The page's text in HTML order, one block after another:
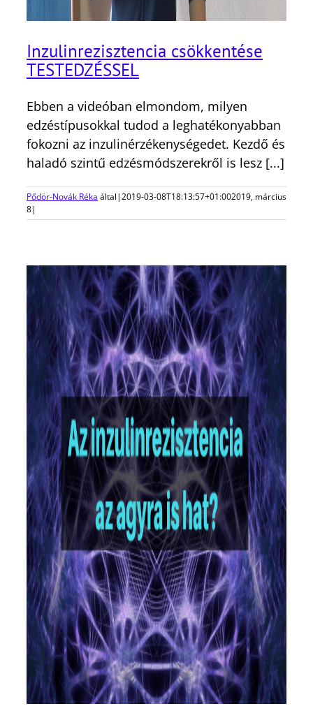
Inzulinrezisztencia csökkentése
TESTEDZÉSSEL
Ebben a videóban elmondom, milyen
edzéstípusokkal tudod a leghatékonyabban
fokozni az inzulinérzékenységedet. Kezdő és
haladó szintű edzésmódszerekről is lesz [...]
Pődör-Novák Réka által|2019-03-08T18:13:57+01:002019, március
8|